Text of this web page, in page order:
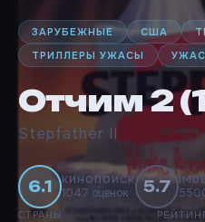
ЗАРУБЕЖНЫЕ США
ТРИЛЛЕРЫ УЖАСЫ
Отчим 2
Stepfather II
6.1 КИНОПОИСК
1047 оценок 5.7
СТРАНЫ